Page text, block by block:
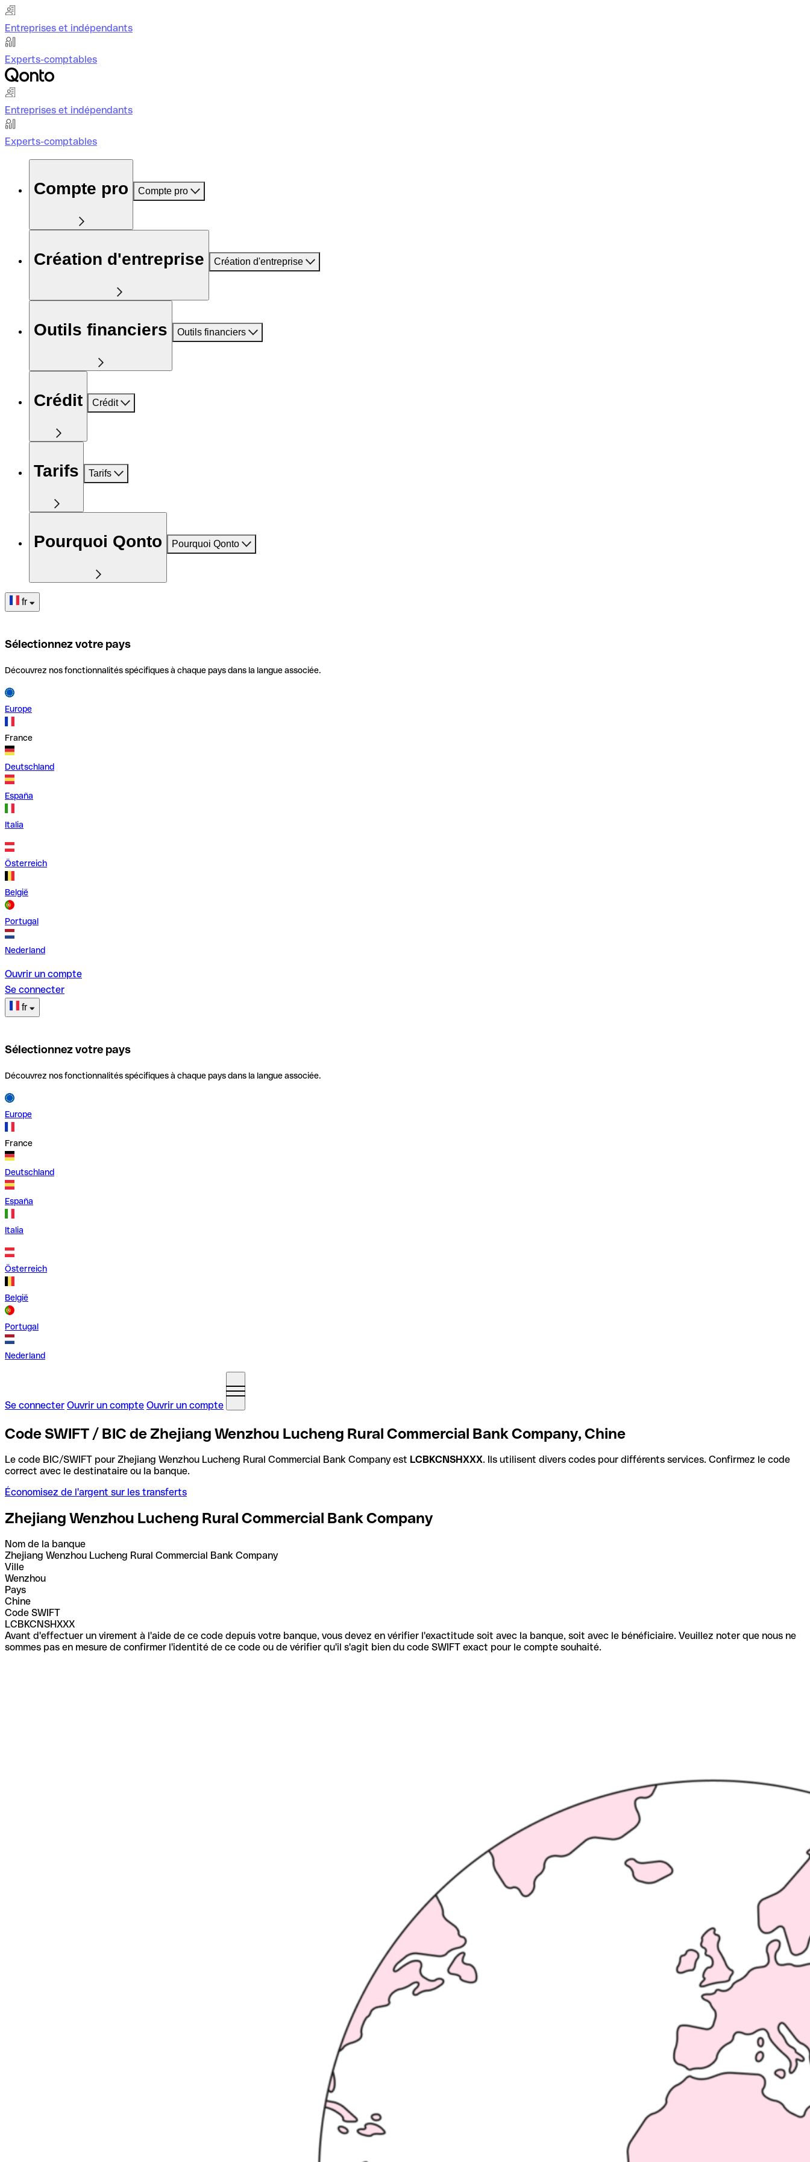
Entreprises et indépendants
Experts-comptables
Entreprises et indépendants
Experts-comptables
Compte pro Compte pro
Création d'entreprise Création d'entreprise
Outils financiers Outils financiers
Crédit Crédit
Tarifs Tarifs
Pourquoi Qonto Pourquoi Qonto
fr
Sélectionnez votre pays
Découvrez nos fonctionnalités spécifiques à chaque pays dans la langue associée.
Europe
France
Deutschland
España
Italia
Österreich
België
Portugal
Nederland
Ouvrir un compte
Se connecter
fr
Sélectionnez votre pays
Découvrez nos fonctionnalités spécifiques à chaque pays dans la langue associée.
Europe
France
Deutschland
España
Italia
Österreich
België
Portugal
Nederland
Se connecter Ouvrir un compte Ouvrir un compte
Code SWIFT / BIC de Zhejiang Wenzhou Lucheng Rural Commercial Bank Company, Chine
Le code BIC/SWIFT pour Zhejiang Wenzhou Lucheng Rural Commercial Bank Company est LCBKCNSHXXX. Ils utilisent divers codes pour différents services. Confirmez le code
correct avec le destinataire ou la banque.
Économisez de l'argent sur les transferts
Zhejiang Wenzhou Lucheng Rural Commercial Bank Company
Nom de la banque
Zhejiang Wenzhou Lucheng Rural Commercial Bank Company
Ville
Wenzhou
Pays
Chine
Code SWIFT
LCBKCNSHXXX
Avant d'effectuer un virement à l'aide de ce code depuis votre banque, vous devez en vérifier l'exactitude soit avec la banque, soit avec le bénéficiaire. Veuillez noter que nous ne
sommes pas en mesure de confirmer l'identité de ce code ou de vérifier qu'il s'agit bien du code SWIFT exact pour le compte souhaité.